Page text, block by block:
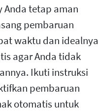
Anda tetap aman
pembaruan
waktu dan idealnya
agar Anda tidak
Ikuti instruksi
pembaruan
otomatis untuk